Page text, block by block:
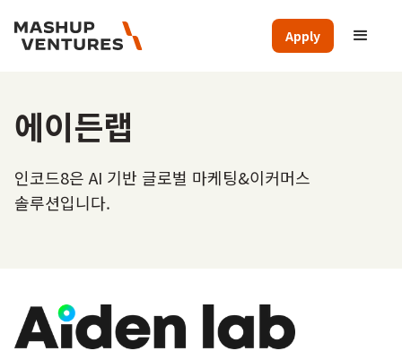
Apply
에이든랩
인코드8은 AI 기반 글로벌 마케팅&이커머스
솔루션입니다.